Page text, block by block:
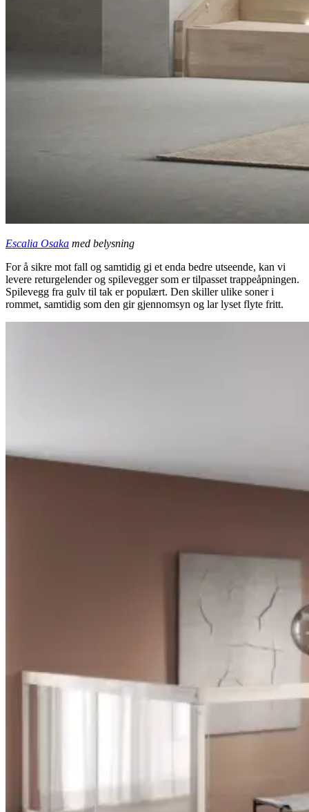
Escalia Osaka med belysning
For å sikre mot fall og samtidig gi et enda bedre utseende, kan vi
levere returgelender og spilevegger som er tilpasset trappeåpningen.
Spilevegg fra gulv til tak er populært. Den skiller ulike soner i
rommet, samtidig som den gir gjennomsyn og lar lyset flyte fritt.